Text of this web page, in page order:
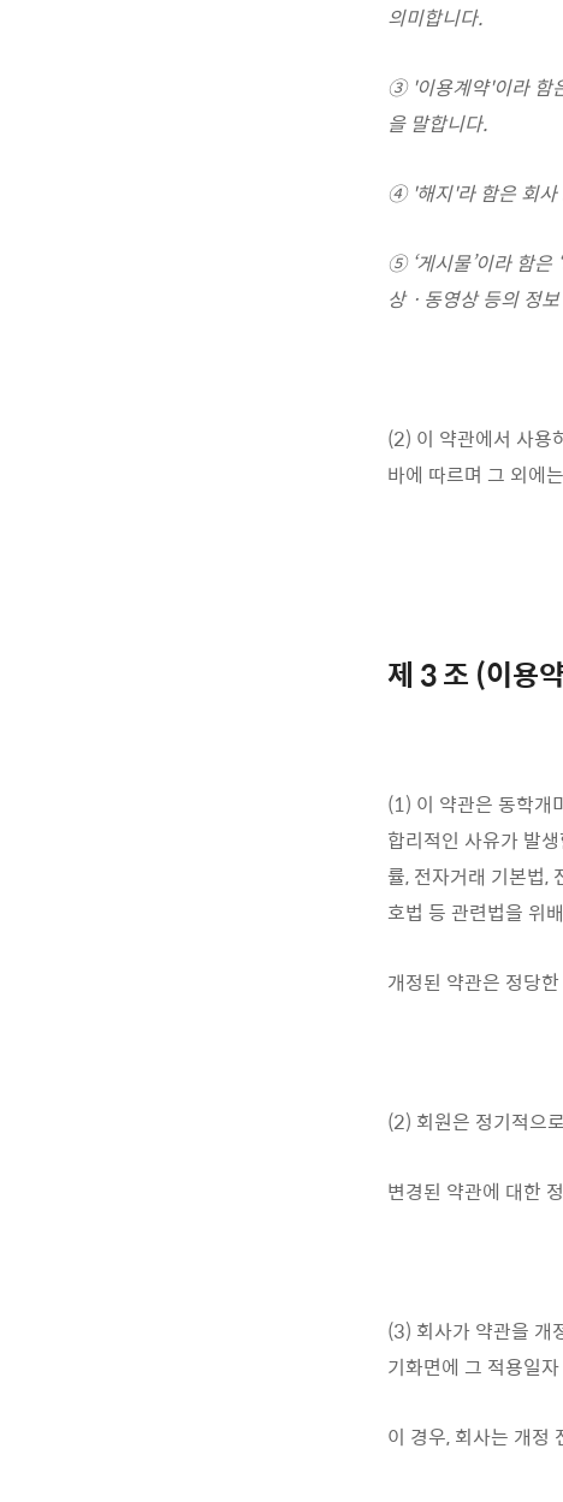
의미합니다.
③ '이용계약'이라 함
을 말합니다.
④ '해지'라 함은 회사
⑤ ‘게시물’이라 함은
상ㆍ동영상 등의 정
(2) 이 약관에서 사용
바에 따르며 그 외에
제 3 조 (이용
(1) 이 약관은 동학개
합리적인 사유가 발
률, 전자거래 기본법,
호법 등 관련법을 위
개정된 약관은 정당
(2) 회원은 정기적으
변경된 약관에 대한
(3) 회사가 약관을 개
기화면에 그 적용일
이 경우, 회사는 개정